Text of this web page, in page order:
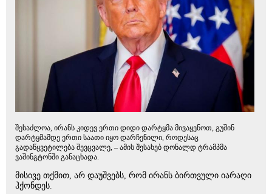
შესაძლოა, ირანს კიდევ ერთი დიდი დარტყმა მივაყენოთ, გუშინ
დარტყმამდე ერთი საათი იყო დარჩენილი, როდესაც
გადაწყვეტილება შევცვალე, – ამის შესახებ დონალდ ტრამპმა
ვაშინგტონში განაცხადა.
მისივე თქმით, არ დაუშვებს, რომ ირანს ბირთვული იარაღი
ჰქონდეს.